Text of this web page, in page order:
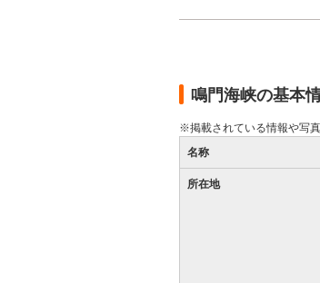
鳴門海峡の基本
※掲載されている情報や写
名称
所在地